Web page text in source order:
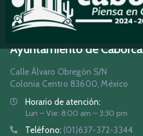
Ayuntamiento de Caborca
Calle Álvaro Obregón S/N
Colonia Centro 83600, México
Horario de atención:
Lun – Vie: 8:00 am – 3:30 pm
Teléfono: (01)637-372-3344